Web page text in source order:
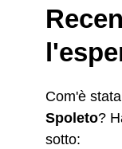
Com'è
Spoleto?
sotto: